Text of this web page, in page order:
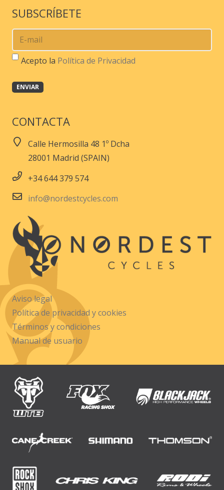
SUBSCRÍBETE
Acepto la Política de Privacidad
CONTACTA
Calle Hermosilla 48 1º Dcha
28001 Madrid (SPAIN)
+34 644 379 574
info@nordestcycles.com
Aviso legal
Política de privacidad y cookies
Términos y condiciones
Manual de usuario